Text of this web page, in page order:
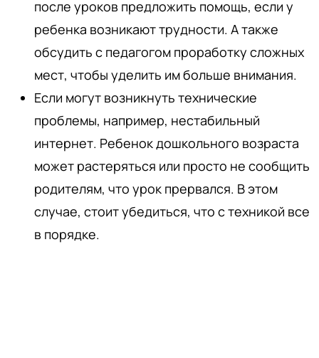
после уроков предложить помощь, если у
ребенка возникают трудности. А также
обсудить с педагогом проработку сложных
мест, чтобы уделить им больше внимания.
Если могут возникнуть технические
проблемы, например, нестабильный
интернет. Ребенок дошкольного возраста
может растеряться или просто не сообщить
родителям, что урок прервался. В этом
случае, стоит убедиться, что с техникой все
в порядке.